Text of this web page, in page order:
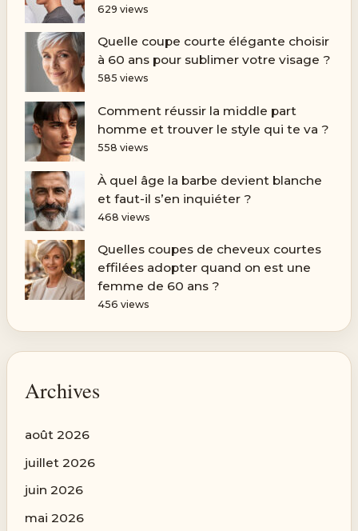
629 views
Quelle coupe courte élégante choisir
à 60 ans pour sublimer votre visage ?
585 views
Comment réussir la middle part
homme et trouver le style qui te va ?
558 views
À quel âge la barbe devient blanche
et faut-il s’en inquiéter ?
468 views
Quelles coupes de cheveux courtes
effilées adopter quand on est une
femme de 60 ans ?
456 views
Archives
août 2026
juillet 2026
juin 2026
mai 2026